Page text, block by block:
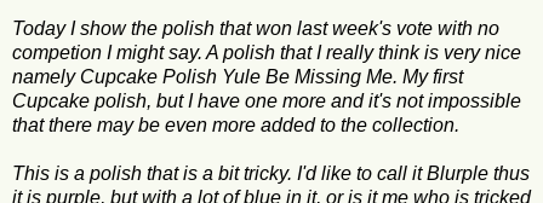
Today I show the polish that won last week's vote with no
competion I might say. A polish that I really think is very nice
namely Cupcake Polish Yule Be Missing Me. My first
Cupcake polish, but I have one more and it's not impossible
that there may be even more added to the collection.
This is a polish that is a bit tricky. I'd like to call it Blurple thus
it is purple, but with a lot of blue in it, or is it me who is tricked